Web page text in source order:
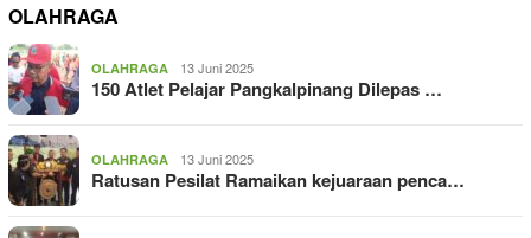
OLAHRAGA
OLAHRAGA 13 Juni 2025
150 Atlet Pelajar Pangkalpinang Dilepas …
OLAHRAGA 13 Juni 2025
Ratusan Pesilat Ramaikan kejuaraan penca…